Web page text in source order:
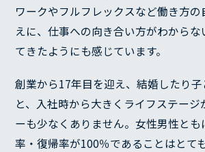
ワークやフルフレックスなど働き方
えに、仕事への向き合い方がわから
てきたようにも感じています。
創業から17年目を迎え、結婚したり
と、入社時から大きくライフステー
ーも少なくありません。女性男性と
率・復帰率が100％であることはとて